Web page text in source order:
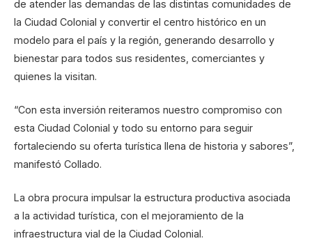
de atender las demandas de las distintas comunidades de
la Ciudad Colonial y convertir el centro histórico en un
modelo para el país y la región, generando desarrollo y
bienestar para todos sus residentes, comerciantes y
quienes la visitan.
“Con esta inversión reiteramos nuestro compromiso con
esta Ciudad Colonial y todo su entorno para seguir
fortaleciendo su oferta turística llena de historia y sabores”,
manifestó Collado.
La obra procura impulsar la estructura productiva asociada
a la actividad turística, con el mejoramiento de la
infraestructura vial de la Ciudad Colonial.